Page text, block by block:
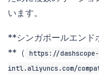
います。
**シンガポールエンド
**（
https://dashscope-
intl.aliyuncs.com/